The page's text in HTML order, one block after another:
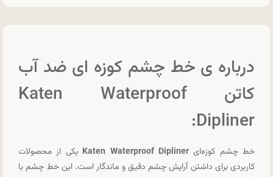
درباره ی خط چشم کوزه ای ضد آب
کاتن Katen Waterproof
Dipliner:
خط چشم کوزه‌ایKaten Waterproof Dipliner یکی از محصولات
کاربردی برای داشتن آرایش چشم دقیق و ماندگار است. این خط چشم با